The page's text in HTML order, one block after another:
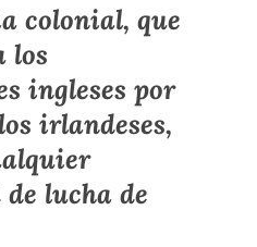
colonial, que
los
ingleses por
irlandeses,
lucha de